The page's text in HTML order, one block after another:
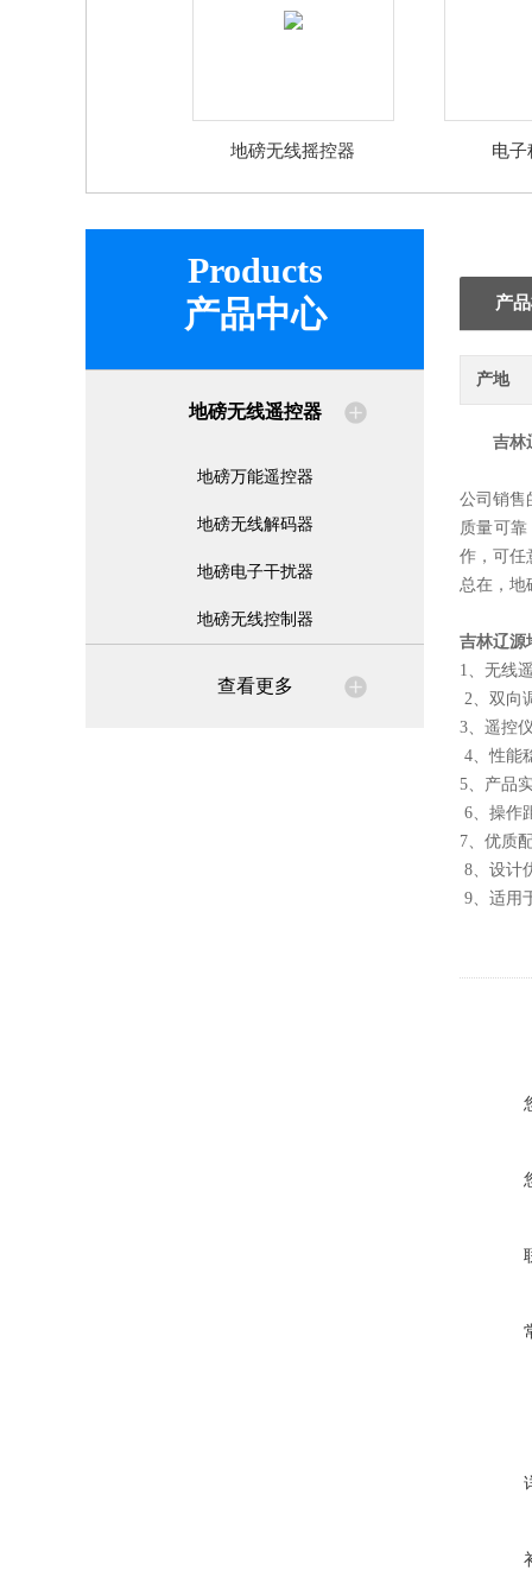
地磅无线摇控器 电子
Products
产品中心
地磅无线遥控器
地磅万能遥控器
地磅无线解码器
地磅电子干扰器
地磅无线控制器
查看更多
产
产地
吉林
公司销售
质量可
作，可任
总在，地
吉林辽源
1、无线
2、双向
3、遥控
4、性能
5、产品
6、操作
7、优质
8、设计
9、适用